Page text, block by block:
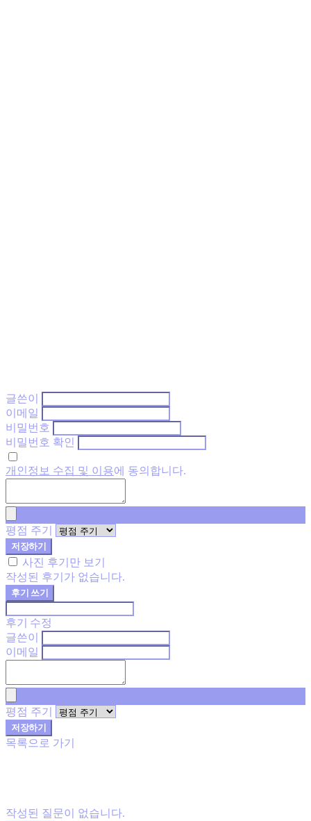
글쓴이
이메일
비밀번호
비밀번호 확인
개인정보 수집 및 이용에 동의합니다.
평점 주기
저장하기
사진 후기만 보기
작성된 후기가 없습니다.
후기 쓰기
후기 수정
글쓴이
이메일
평점 주기
저장하기
목록으로 가기
작성된 질문이 없습니다.